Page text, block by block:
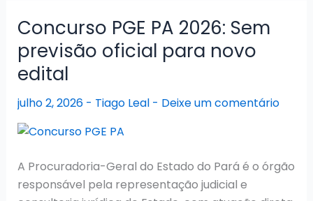
2026:
Convocações
em
andamento
Concurso PGE PA 2026: Sem
previsão oficial para novo
edital
julho 2, 2026 - Tiago Leal - Deixe um comentário
A Procuradoria-Geral do Estado do Pará é o órgão
responsável pela representação judicial e